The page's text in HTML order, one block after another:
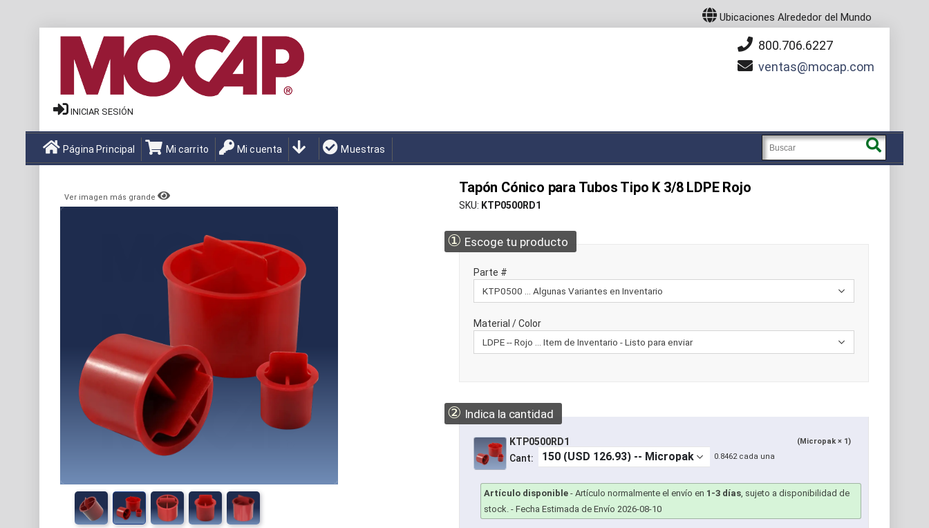
Ubicaciones Alrededor del Mundo
800.706.6227
ventas
mocap.com
INICIAR SESIÓN
Página Principal Mi carrito Mi cuenta Muestras
Tapón Cónico para Tubos Tipo K 3/8 LDPE Rojo
SKU KTP0500RD1
① Escoge tu producto
Parte #
Material / Color
② Indica la cantidad
KTP0500RD1 (Micropak × 1)
Cant: 0.8462 cada una
Artículo disponible -Artículo normalmente el envío en 1-3 días, sujeto a disponibilidad de
stock. - Fecha Estimada de Envío 2026-08-10
Ver imagen más grande